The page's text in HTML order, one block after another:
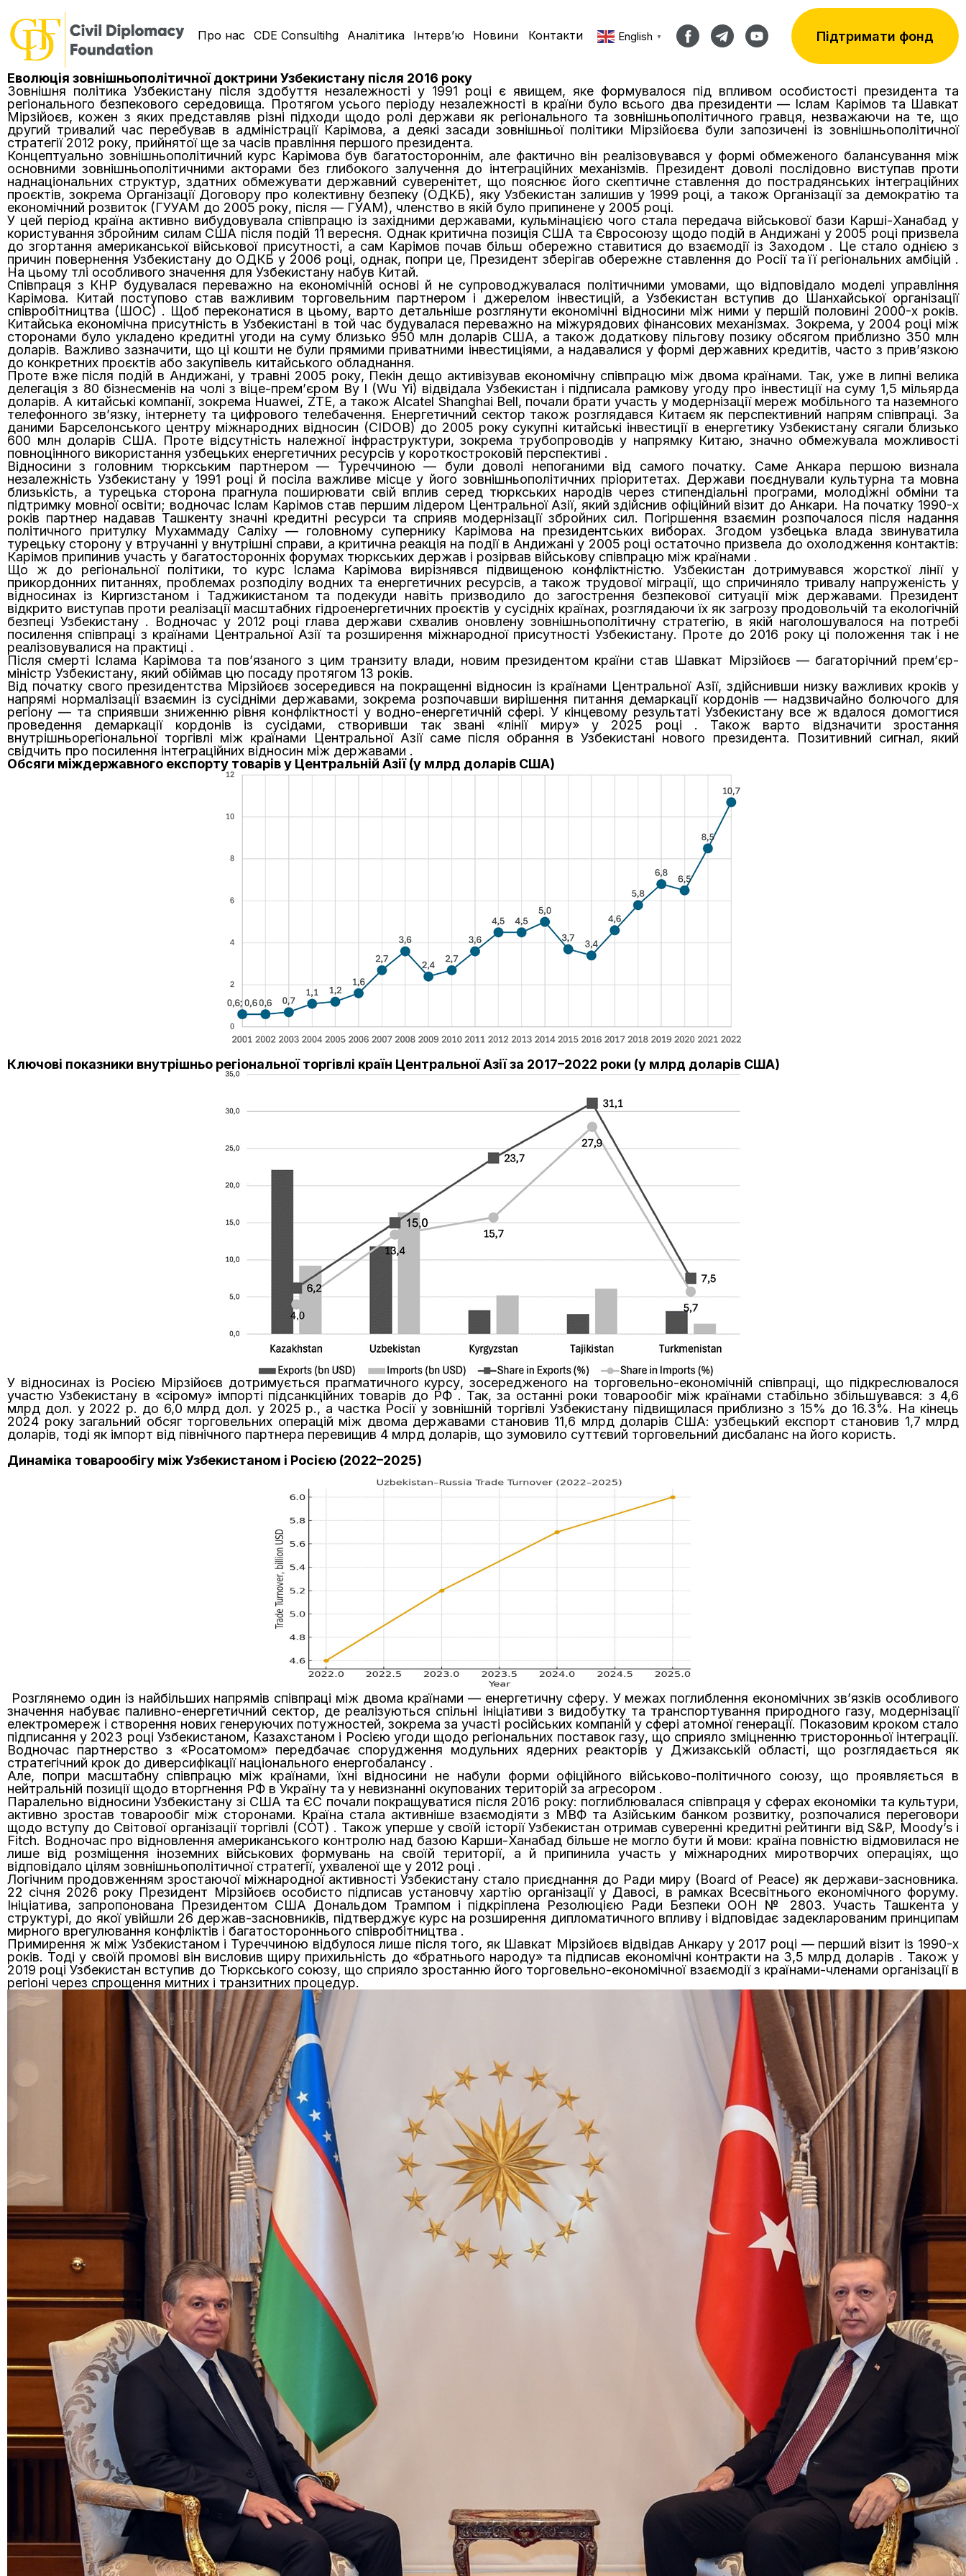
Про нас CDE Consultihg Аналітика Інтерв’ю Новини Контакти English ▼ Підтримати фонд
Еволюція зовнішньополітичної доктрини Узбекистану після 2016 року
Зовнішня політика Узбекистану після здобуття незалежності у 1991 році є явищем, яке формувалося під впливом особистості президента та
регіонального безпекового середовища. Протягом усього періоду незалежності в країни було всього два президенти — Іслам Карімов та Шавкат
Мірзійоєв, кожен з яких представляв різні підходи щодо ролі держави як регіонального та зовнішньополітичного гравця, незважаючи на те, що
другий тривалий час перебував в адміністрації Карімова, а деякі засади зовнішньої політики Мірзійоєва були запозичені із зовнішньополітичної
стратегії 2012 року, прийнятої ще за часів правління першого президента.
Концептуально зовнішньополітичний курс Карімова був багатостороннім, але фактично він реалізовувався у формі обмеженого балансування між
основними зовнішньополітичними акторами без глибокого залучення до інтеграційних механізмів. Президент доволі послідовно виступав проти
наднаціональних структур, здатних обмежувати державний суверенітет, що пояснює його скептичне ставлення до пострадянських інтеграційних
проєктів, зокрема Організації Договору про колективну безпеку (ОДКБ), яку Узбекистан залишив у 1999 році, а також Організації за демократію та
економічний розвиток (ГУУАМ до 2005 року, після — ГУАМ), членство в якій було припинене у 2005 році.
У цей період країна активно вибудовувала співпрацю із західними державами, кульмінацією чого стала передача військової бази Карші-Ханабад у
користування збройним силам США після подій 11 вересня. Однак критична позиція США та Євросоюзу щодо подій в Андижані у 2005 році призвела
до згортання американської військової присутності, а сам Карімов почав більш обережно ставитися до взаємодії із Заходом . Це стало однією з
причин повернення Узбекистану до ОДКБ у 2006 році, однак, попри це, Президент зберігав обережне ставлення до Росії та її регіональних амбіцій .
На цьому тлі особливого значення для Узбекистану набув Китай.
Співпраця з КНР будувалася переважно на економічній основі й не супроводжувалася політичними умовами, що відповідало моделі управління
Карімова. Китай поступово став важливим торговельним партнером і джерелом інвестицій, а Узбекистан вступив до Шанхайської організації
співробітництва (ШОС) . Щоб переконатися в цьому, варто детальніше розглянути економічні відносини між ними у першій половині 2000-х років.
Китайська економічна присутність в Узбекистані в той час будувалася переважно на міжурядових фінансових механізмах. Зокрема, у 2004 році між
сторонами було укладено кредитні угоди на суму близько 950 млн доларів США, а також додаткову пільгову позику обсягом приблизно 350 млн
доларів. Важливо зазначити, що ці кошти не були прямими приватними інвестиціями, а надавалися у формі державних кредитів, часто з прив’язкою
до конкретних проєктів або закупівель китайського обладнання.
Проте вже після подій в Андижані, у травні 2005 року, Пекін дещо активізував економічну співпрацю між двома країнами. Так, уже в липні велика
делегація з 80 бізнесменів на чолі з віце-прем’єром Ву І (Wu Yi) відвідала Узбекистан і підписала рамкову угоду про інвестиції на суму 1,5 мільярда
доларів. А китайські компанії, зокрема Huawei, ZTE, а також Alcatel Shanghai Bell, почали брати участь у модернізації мереж мобільного та наземного
телефонного зв’язку, інтернету та цифрового телебачення. Енергетичний сектор також розглядався Китаєм як перспективний напрям співпраці. За
даними Барселонського центру міжнародних відносин (CIDOB) до 2005 року сукупні китайські інвестиції в енергетику Узбекистану сягали близько
600 млн доларів США. Проте відсутність належної інфраструктури, зокрема трубопроводів у напрямку Китаю, значно обмежувала можливості
повноцінного використання узбецьких енергетичних ресурсів у короткостроковій перспективі .
Відносини з головним тюркським партнером — Туреччиною — були доволі непоганими від самого початку. Саме Анкара першою визнала
незалежність Узбекистану у 1991 році й посіла важливе місце у його зовнішньополітичних пріоритетах. Держави поєднували культурна та мовна
близькість, а турецька сторона прагнула поширювати свій вплив серед тюркських народів через стипендіальні програми, молодіжні обміни та
підтримку мовної освіти; водночас Іслам Карімов став першим лідером Центральної Азії, який здійснив офіційний візит до Анкари. На початку 1990-х
років партнер надавав Ташкенту значні кредитні ресурси та сприяв модернізації збройних сил. Погіршення взаємин розпочалося після надання
політичного притулку Мухаммаду Саліху — головному супернику Карімова на президентських виборах. Згодом узбецька влада звинуватила
турецьку сторону у втручанні у внутрішні справи, а критична реакція на події в Андижані у 2005 році остаточно призвела до охолодження контактів:
Карімов припинив участь у багатосторонніх форумах тюркських держав і розірвав військову співпрацю між країнами .
Що ж до регіональної політики, то курс Іслама Карімова вирізнявся підвищеною конфліктністю. Узбекистан дотримувався жорсткої лінії у
прикордонних питаннях, проблемах розподілу водних та енергетичних ресурсів, а також трудової міграції, що спричиняло тривалу напруженість у
відносинах із Киргизстаном і Таджикистаном та подекуди навіть призводило до загострення безпекової ситуації між державами. Президент
відкрито виступав проти реалізації масштабних гідроенергетичних проєктів у сусідніх країнах, розглядаючи їх як загрозу продовольчій та екологічній
безпеці Узбекистану . Водночас у 2012 році глава держави схвалив оновлену зовнішньополітичну стратегію, в якій наголошувалося на потребі
посилення співпраці з країнами Центральної Азії та розширення міжнародної присутності Узбекистану. Проте до 2016 року ці положення так і не
реалізовувалися на практиці .
Після смерті Іслама Карімова та пов’язаного з цим транзиту влади, новим президентом країни став Шавкат Мірзійоєв — багаторічний прем’єр-
міністр Узбекистану, який обіймав цю посаду протягом 13 років.
Від початку свого президентства Мірзійоєв зосередився на покращенні відносин із країнами Центральної Азії, здійснивши низку важливих кроків у
напрямі нормалізації взаємин із сусідніми державами, зокрема розпочавши вирішення питання демаркації кордонів — надзвичайно болючого для
регіону — та сприявши зниженню рівня конфліктності у водно-енергетичній сфері. У кінцевому результаті Узбекистану все ж вдалося домогтися
проведення демаркації кордонів із сусідами, створивши так звані «лінії миру» у 2025 році . Також варто відзначити зростання
внутрішньорегіональної торгівлі між країнами Центральної Азії саме після обрання в Узбекистані нового президента. Позитивний сигнал, який
свідчить про посилення інтеграційних відносин між державами .
Обсяги міждержавного експорту товарів у Центральній Азії (у млрд доларів США)
Ключові показники внутрішньо регіональної торгівлі країн Центральної Азії за 2017–2022 роки (у млрд доларів США)
У відносинах із Росією Мірзійоєв дотримується прагматичного курсу, зосередженого на торговельно-економічній співпраці, що підкреслювалося
участю Узбекистану в «сірому» імпорті підсанкційних товарів до РФ . Так, за останні роки товарообіг між країнами стабільно збільшувався: з 4,6
млрд дол. у 2022 р. до 6,0 млрд дол. у 2025 р., а частка Росії у зовнішній торгівлі Узбекистану підвищилася приблизно з 15% до 16.3%. На кінець
2024 року загальний обсяг торговельних операцій між двома державами становив 11,6 млрд доларів США: узбецький експорт становив 1,7 млрд
доларів, тоді як імпорт від північного партнера перевищив 4 млрд доларів, що зумовило суттєвий торговельний дисбаланс на його користь.
Динаміка товарообігу між Узбекистаном і Росією (2022–2025)
Розглянемо один із найбільших напрямів співпраці між двома країнами — енергетичну сферу. У межах поглиблення економічних зв’язків особливого
значення набуває паливно-енергетичний сектор, де реалізуються спільні ініціативи з видобутку та транспортування природного газу, модернізації
електромереж і створення нових генеруючих потужностей, зокрема за участі російських компаній у сфері атомної генерації. Показовим кроком стало
підписання у 2023 році Узбекистаном, Казахстаном і Росією угоди щодо регіональних поставок газу, що сприяло зміцненню тристоронньої інтеграції.
Водночас партнерство з «Росатомом» передбачає спорудження модульних ядерних реакторів у Джизакській області, що розглядається як
стратегічний крок до диверсифікації національного енергобалансу .
Але, попри масштабну співпрацю між країнами, їхні відносини не набули форми офіційного військово-політичного союзу, що проявляється в
нейтральній позиції щодо вторгнення РФ в Україну та у невизнанні окупованих територій за агресором .
Паралельно відносини Узбекистану зі США та ЄС почали покращуватися після 2016 року: поглиблювалася співпраця у сферах економіки та культури,
активно зростав товарообіг між сторонами. Країна стала активніше взаємодіяти з МВФ та Азійським банком розвитку, розпочалися переговори
щодо вступу до Світової організації торгівлі (СОТ) . Також уперше у своїй історії Узбекистан отримав суверенні кредитні рейтинги від S&P, Moody’s і
Fitch. Водночас про відновлення американського контролю над базою Карши-Ханабад більше не могло бути й мови: країна повністю відмовилася не
лише від розміщення іноземних військових формувань на своїй території, а й припинила участь у міжнародних миротворчих операціях, що
відповідало цілям зовнішньополітичної стратегії, ухваленої ще у 2012 році .
Логічним продовженням зростаючої міжнародної активності Узбекистану стало приєднання до Ради миру (Board of Peace) як держави-засновника.
22 січня 2026 року Президент Мірзійоєв особисто підписав установчу хартію організації у Давосі, в рамках Всесвітнього економічного форуму.
Ініціатива, запропонована Президентом США Дональдом Трампом і підкріплена Резолюцією Ради Безпеки ООН № 2803. Участь Ташкента у
структурі, до якої увійшли 26 держав-засновників, підтверджує курс на розширення дипломатичного впливу і відповідає задекларованим принципам
мирного врегулювання конфліктів і багатостороннього співробітництва .
Примирення ж між Узбекистаном і Туреччиною відбулося лише після того, як Шавкат Мірзійоєв відвідав Анкару у 2017 році — перший візит із 1990-х
років. Тоді у своїй промові він висловив щиру прихильність до «братнього народу» та підписав економічні контракти на 3,5 млрд доларів . Також у
2019 році Узбекистан вступив до Тюркського союзу, що сприяло зростанню його торговельно-економічної взаємодії з країнами-членами організації в
регіоні через спрощення митних і транзитних процедур.